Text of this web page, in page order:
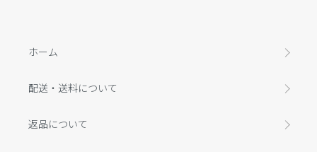
ホーム
配送・送料について
返品について